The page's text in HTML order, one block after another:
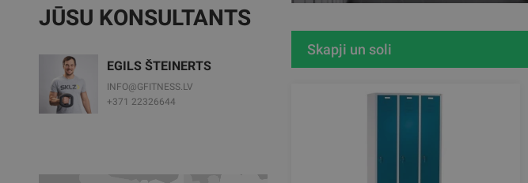
JŪSU KONSULTANTS
EGILS ŠTEINERTS
INFO@GFITNESS.LV
+371 22326644
Skapji un soli